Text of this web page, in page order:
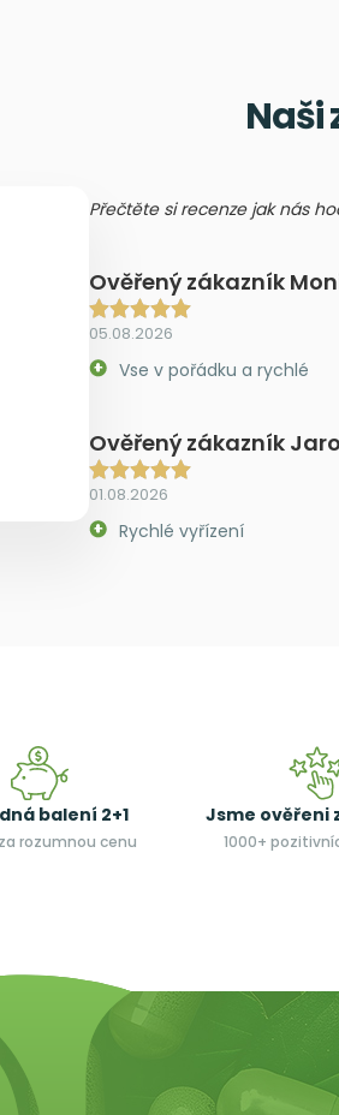
Naši
Přečtěte si recenze jak nás
Ověřený zákazník
05.08.2026
Vse v pořádku a rychlé
Ověřený zákazník
01.08.2026
Rychlé vyřízení
balení 2+1
rozumnou cenu
Jsme ověřeni
1000+